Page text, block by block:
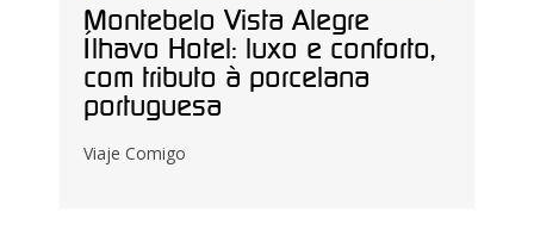
Montebelo Vista Alegre
Ílhavo Hotel: luxo e conforto,
com tributo à porcelana
portuguesa
Viaje Comigo